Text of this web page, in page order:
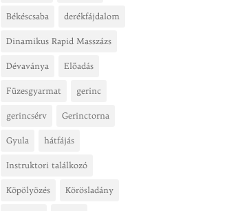
Békéscsaba derékfájdalom
Dinamikus Rapid Masszázs
Dévaványa Előadás
Füzesgyarmat gerinc
gerincsérv Gerinctorna
Gyula hátfájás
Instruktori találkozó
Köpölyözés Körösladány